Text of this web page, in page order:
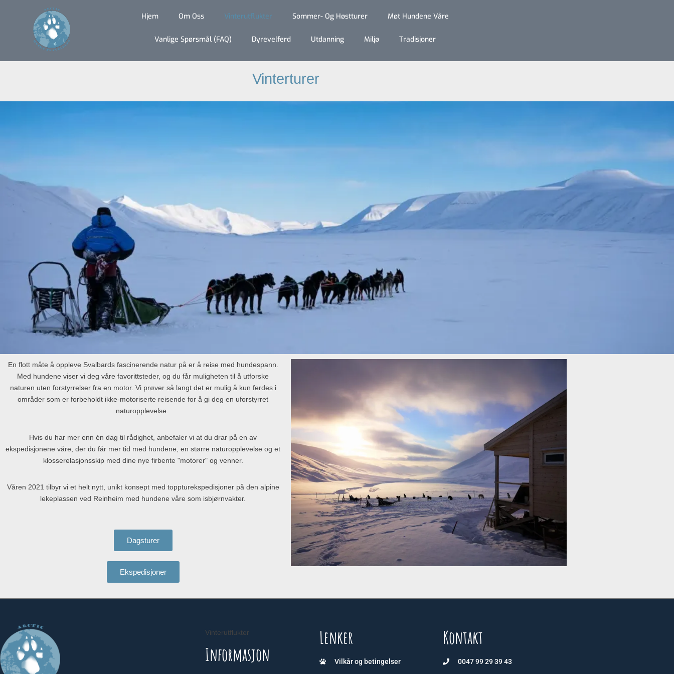
Hjem Om Oss Vinterutflukter Sommer- Og Høstturer Møt Hundene Våre
Vanlige Spørsmål (FAQ) Dyrevelferd Utdanning Miljø Tradisjoner
Vinterturer
En flott måte å oppleve Svalbards fascinerende natur på er å reise med hundespann.
Med hundene viser vi deg våre favorittsteder, og du får muligheten til å utforske
naturen uten forstyrrelser fra en motor. Vi prøver så langt det er mulig å kun ferdes i
områder som er forbeholdt ikke-motoriserte reisende for å gi deg en uforstyrret
naturopplevelse.
Hvis du har mer enn én dag til rådighet, anbefaler vi at du drar på en av
ekspedisjonene våre, der du får mer tid med hundene, en større naturopplevelse og et
klosserelasjonsskip med dine nye firbente "motorer" og venner.
Våren 2021 tilbyr vi et helt nytt, unikt konsept med toppturekspedisjoner på den alpine
lekeplassen ved Reinheim med hundene våre som isbjørnvakter.
Dagsturer
Ekspedisjoner
Vinterutflukter
Informasjon
Lenker
Vilkår og betingelser
Kontakt
0047 99 29 39 43